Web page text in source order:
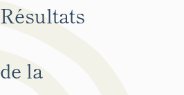
Résultats
de la